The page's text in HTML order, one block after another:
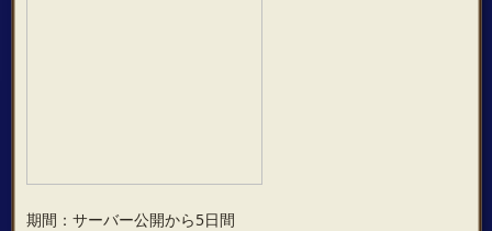
期間：サーバー公開から5日間